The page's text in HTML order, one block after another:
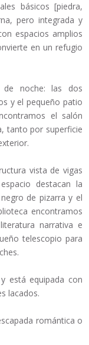
básicos [piedra,
pero integrada y
espacios amplios
en un refugio
noche: las dos
y el pequeño patio
el salón
tanto por superficie
vista de vigas
destacan la
de pizarra y el
encontramos
narrativa e
telescopio para
está equipada con
lacados.
romántica o